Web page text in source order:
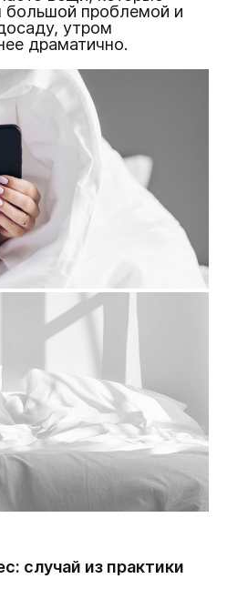
большой проблемой и
утром
драматично.
случай из практики